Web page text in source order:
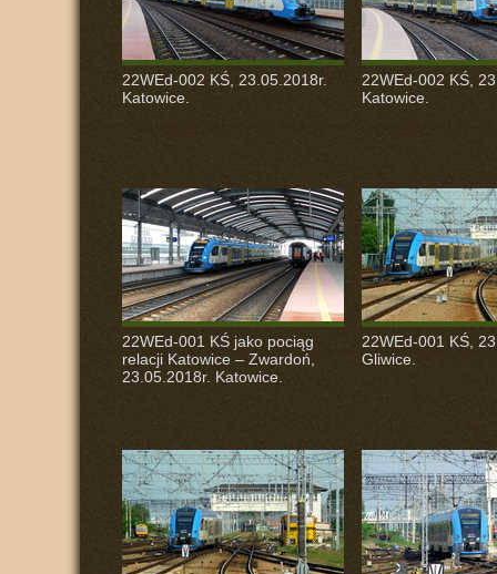
22WEd-002 KŚ, 23.05.2018r.
Katowice.
22WEd-002 KŚ,
Katowice.
22WEd-001 KŚ jako pociąg
relacji Katowice – Zwardoń,
23.05.2018r. Katowice.
22WEd-001 KŚ,
Gliwice.